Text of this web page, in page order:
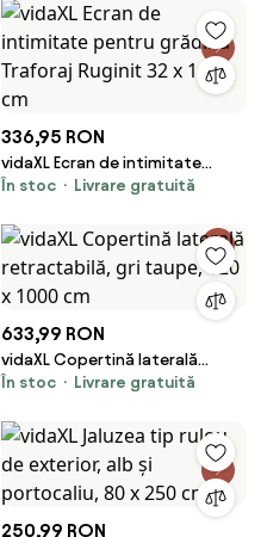
336,95 RON
vidaXL Ecran de intimitate
pentru grădină Traforaj Ruginit
În stoc Livrare gratuită
633,99 RON
vidaXL Copertină laterală
retractabilă, gri taupe, 120 x
În stoc Livrare gratuită
250,99 RON